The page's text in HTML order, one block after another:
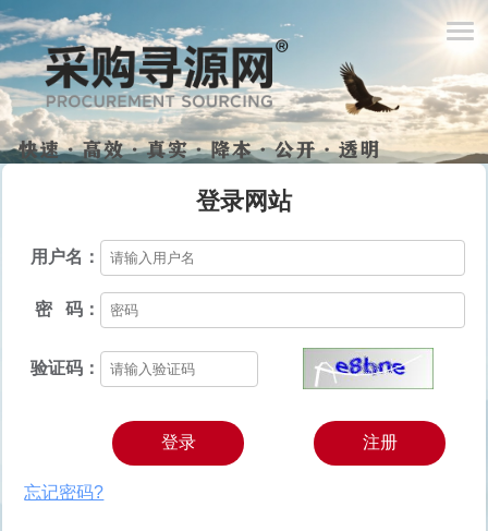
登录网站
用户名：
密 码：
验证码：
登录 注册
忘记密码?